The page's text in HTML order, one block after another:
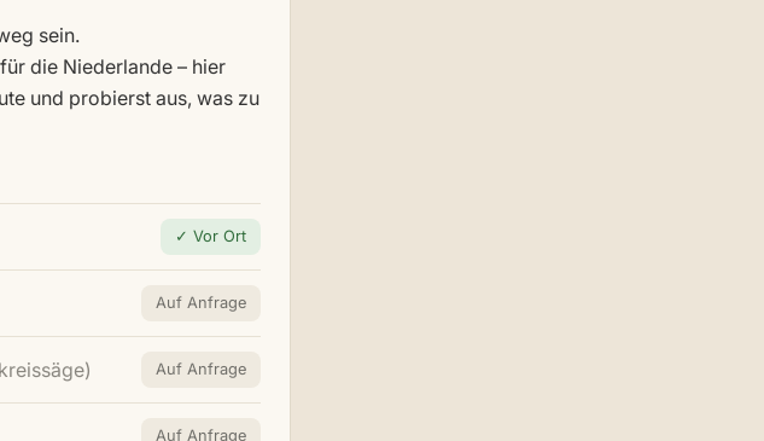
sein.
die Niederlande – hier
und probierst aus, was zu
✓ Vor Ort
Auf Anfrage
Auf Anfrage
Auf Anfrage